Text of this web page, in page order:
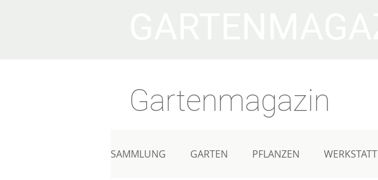
Gartenmagazin
SAMMLUNG GARTEN PFLANZEN WERKSTATT